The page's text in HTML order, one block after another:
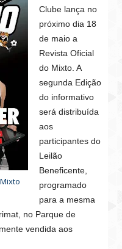
Clube lança no
próximo dia 18
de maio a
Revista Oficial
do Mixto. A
segunda Edição
do informativo
será distribuída
aos
participantes do
Leilão
Beneficente,
programado
para a mesma
no Parque de
vendida aos